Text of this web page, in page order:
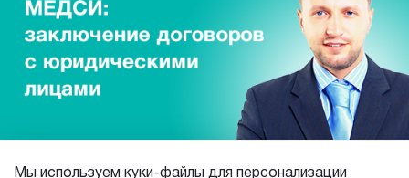
Мы используем куки-файлы для персонализации